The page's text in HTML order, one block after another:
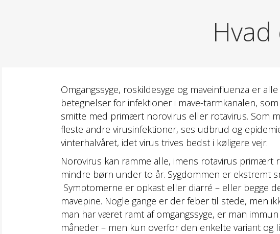
Omgangssyge, roskildesyge og maveinfluenza er alle
betegnelser for infektioner i mave-tarmkanalen,
smitte med primært norovirus eller rotavirus. Som
fleste andre virusinfektioner, ses udbrud og
vinterhalvåret, idet virus trives bedst i køligere vejr.
Norovirus kan ramme alle, imens rotavirus primært
mindre børn under to år. Sygdommen er ekstremt
Symptomerne er opkast eller diarré – eller begge
mavepine. Nogle gange er der feber til stede, men
man har været ramt af omgangssyge, er man
måneder – men kun overfor den enkelte variant og